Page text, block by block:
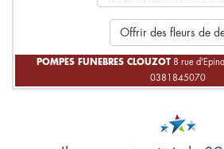
Offrir des fleurs de
POMPES FUNEBRES CLOUZOT 8 rue
0381845070